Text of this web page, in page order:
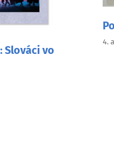
Slováci vo
4.